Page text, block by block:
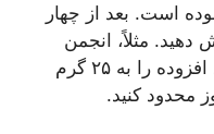
است. بعد از چهار
مثلاً، انجمن
قلب آمریکا پیشنهاد کرده که قند افزوده را به ۲۵ گرم